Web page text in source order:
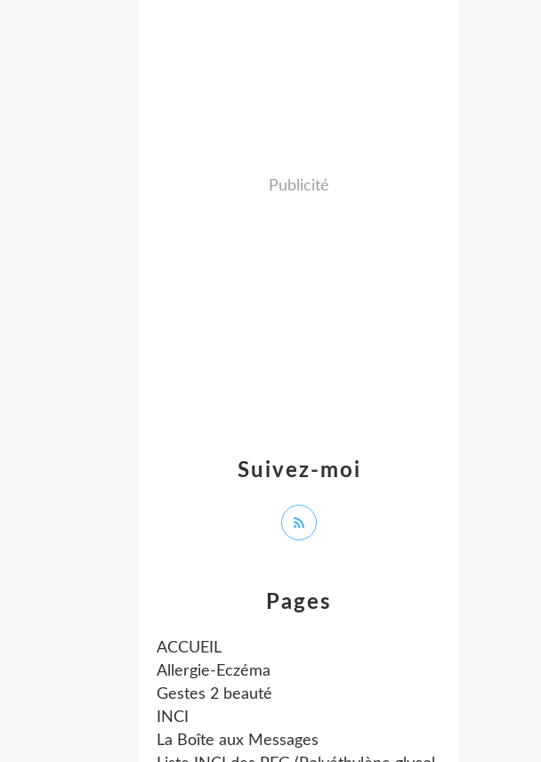
Pages
ACCUEIL
Allergie-Eczéma
Gestes 2 beauté
INCI
La Boîte aux Messages
Suivez-moi
Publicité